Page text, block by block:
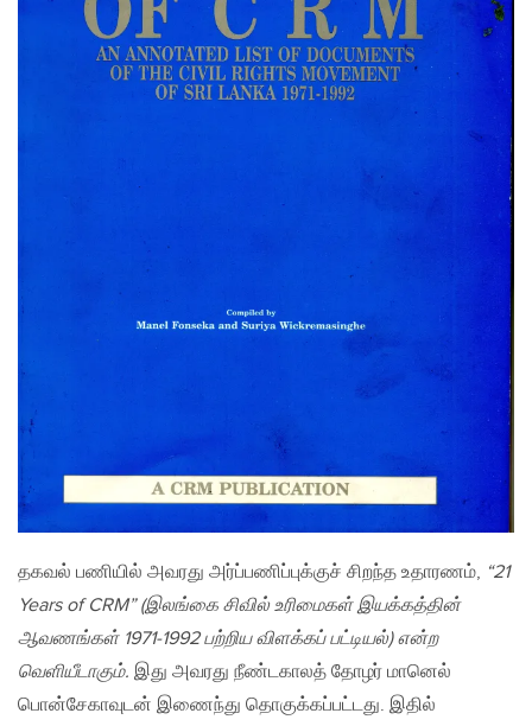
தகவல் பணியில் அவரது அர்ப்பணிப்புக்குச் சிறந்த உதாரணம், “21
Years of CRM” (இலங்கை சிவில் உரிமைகள் இயக்கத்தின்
ஆவணங்கள் 1971-1992 பற்றிய விளக்கப் பட்டியல்) என்ற
வெளியீடாகும். இது அவரது நீண்டகாலத் தோழர் மானெல்
பொன்சேகாவுடன் இணைந்து தொகுக்கப்பட்டது. இதில்